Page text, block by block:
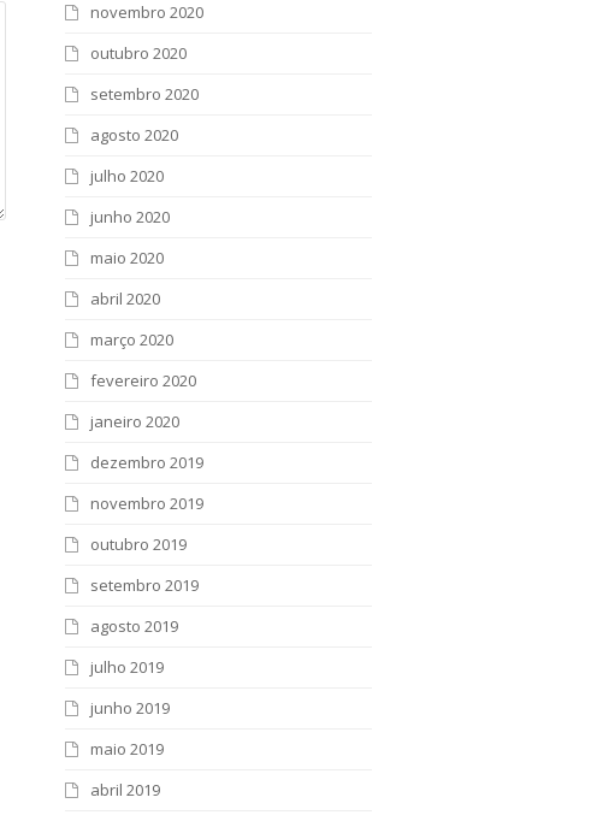
novembro 2020
outubro 2020
setembro 2020
agosto 2020
julho 2020
junho 2020
maio 2020
abril 2020
março 2020
fevereiro 2020
janeiro 2020
dezembro 2019
novembro 2019
outubro 2019
setembro 2019
agosto 2019
julho 2019
junho 2019
maio 2019
abril 2019